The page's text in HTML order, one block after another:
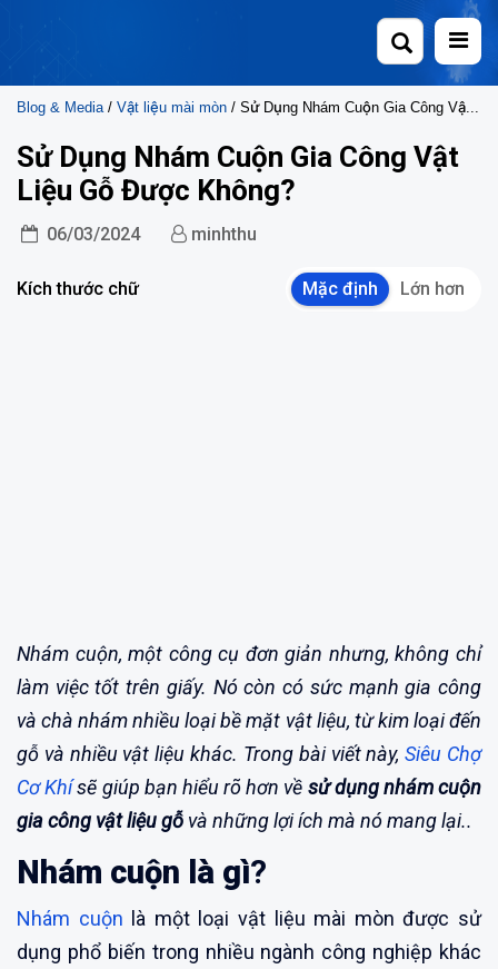
Blog & Media / Vật liệu mài mòn / Sử Dụng Nhám Cuộn Gia Công Vật Liệu Gỗ Được Không?
Sử Dụng Nhám Cuộn Gia Công Vật
Liệu Gỗ Được Không?
06/03/2024 minhthu
Kích thước chữ Mặc định Lớn hơn
Nhám cuộn, một công cụ đơn giản nhưng, không chỉ
làm việc tốt trên giấy. Nó còn có sức mạnh gia công
và chà nhám nhiều loại bề mặt vật liệu, từ kim loại đến
gỗ và nhiều vật liệu khác. Trong bài viết này, Siêu Chợ
Cơ Khísẽ giúp bạn hiểu rõ hơn về sử dụng nhám cuộn
gia công vật liệu gỗ và những lợi ích mà nó mang lại..
Nhám cuộn là gì?
Nhám cuộn là một loại vật liệu mài mòn được sử
dụng phổ biến trong nhiều ngành công nghiệp khác